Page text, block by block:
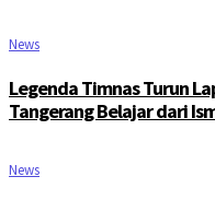
News
Legenda Timnas Turun
Tangerang Belajar dari
News